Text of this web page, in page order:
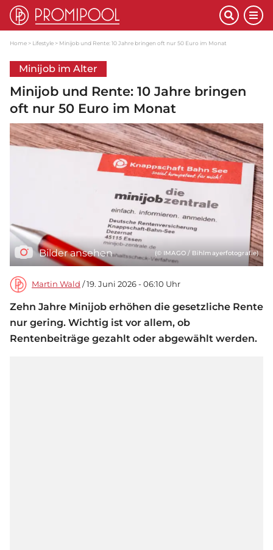
Home Lifestyle Minijob und Rente: 10 Jahre bringen oft nur 50 Euro im Monat
Minijob im Alter
Minijob und Rente: 10 Jahre bringen
oft nur 50 Euro im Monat
Bilder ansehen (© IMAGO / Bihlmayerfotografie)
Martin Wald / 19. Juni 2026 - 06:10 Uhr
Zehn Jahre Minijob erhöhen die gesetzliche Rente
nur gering. Wichtig ist vor allem, ob
Rentenbeiträge gezahlt oder abgewählt werden.